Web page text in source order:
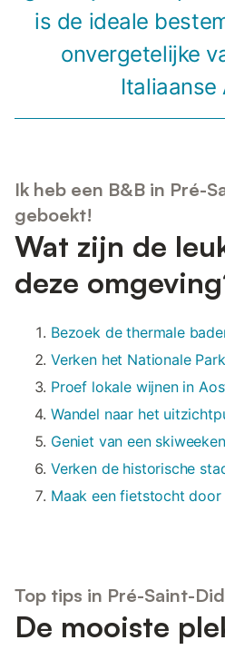
is de ideale
onvergetelijke
Italiaanse
Ik heb een B&B in Pré-
geboekt!
Wat zijn de
deze
Bezoek de thermale
Verken het Nationale
Proef lokale wijnen in
Wandel naar het
Geniet van een
Verken de historische
Maak een fietstocht door
Top tips in Pré-Saint-
De mooiste